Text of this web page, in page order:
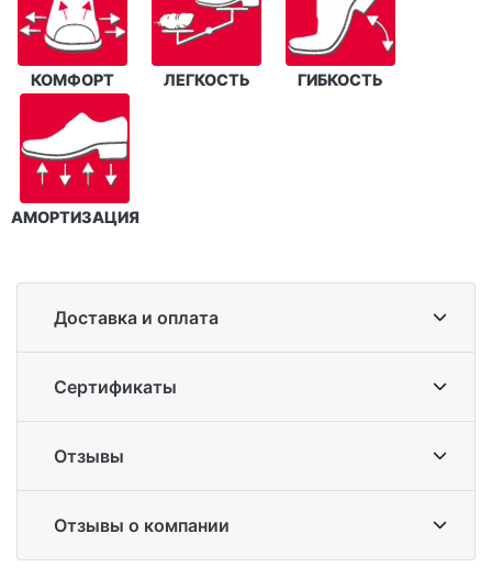
КОМФОРТ ЛЕГКОСТЬ ГИБКОСТЬ
АМОРТИЗАЦИЯ
Доставка и оплата
Сертификаты
Отзывы
Отзывы о компании